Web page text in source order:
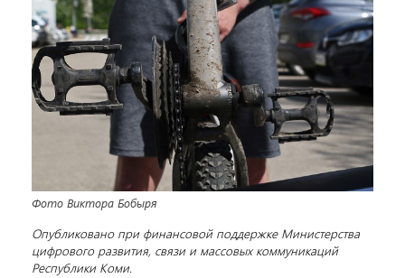
Фото Виктора Бобыря
Опубликовано при финансовой поддержке Министерства
цифрового развития, связи и массовых коммуникаций
Республики Коми.